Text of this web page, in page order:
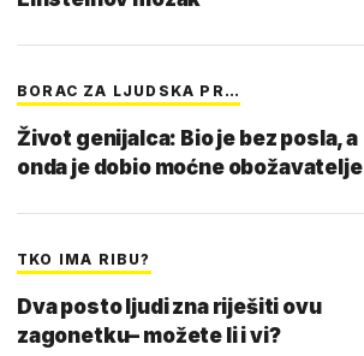
BORAC ZA LJUDSKA PR…
Život genijalca: Bio je bez posla, a
onda je dobio moćne obožavatelje
TKO IMA RIBU?
Dva posto ljudi zna riješiti ovu
zagonetku– možete li i vi?